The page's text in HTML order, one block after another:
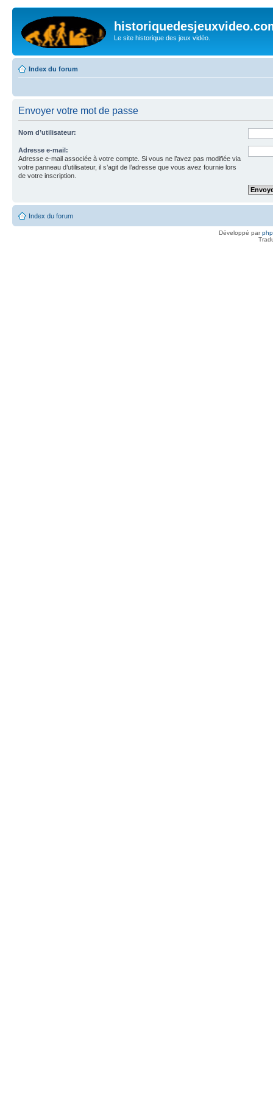
Le site historique des jeux vidéo.
Index du forum
Envoyer votre mot de passe
Nom d’utilisateur:
Adresse e-mail:
Adresse e-mail associée à votre compte. Si vous ne l’avez pas modifiée via
votre panneau d’utilisateur, il s’agit de l’adresse que vous avez fournie lors
de votre inscription.
Index du forum
Développé par